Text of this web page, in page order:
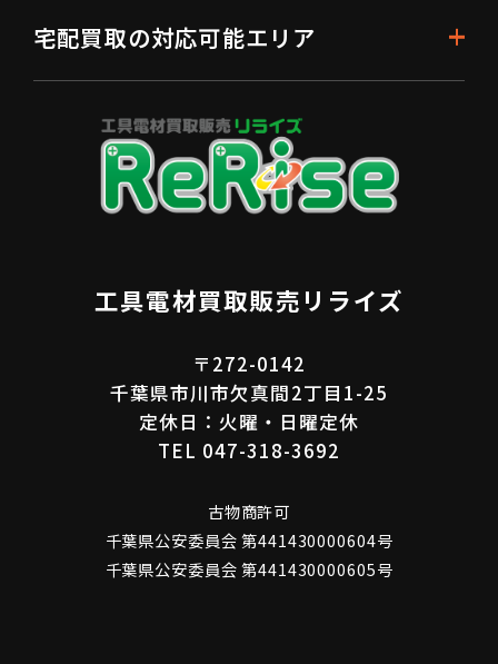
工具電材買取販売リライズ
〒272-0142
千葉県市川市欠真間2丁目1-25
定休日：火曜・日曜定休
TEL 047-318-3692
古物商許可
千葉県公安委員会 第441430000604号
千葉県公安委員会 第441430000605号
宅配買取の対応可能エリア